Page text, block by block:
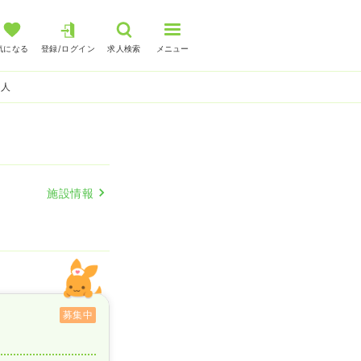
になる 登録/ログイン 求人検索 メニュー
施設情報
募集中